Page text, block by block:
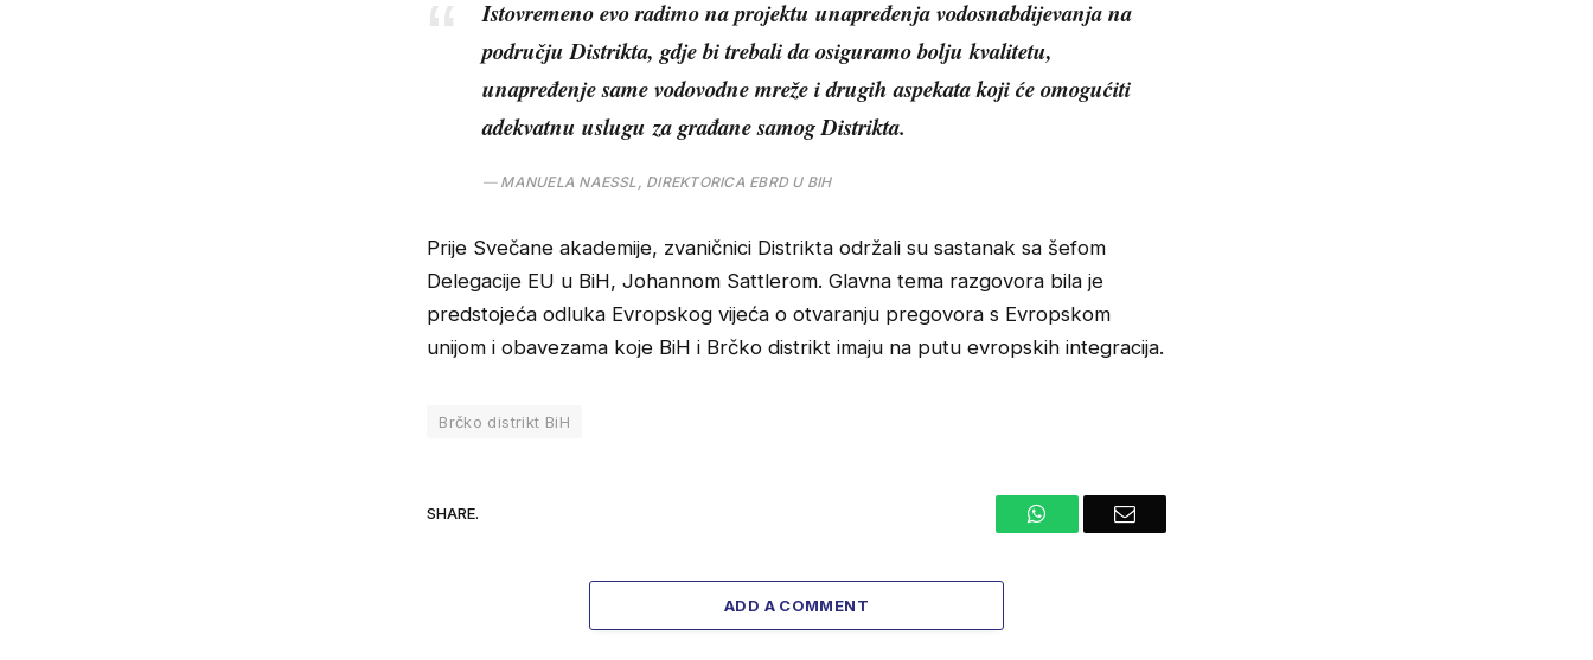
Istovremeno evo radimo na projektu unapređenja vodosnabdijevanja na
području Distrikta, gdje bi trebali da osiguramo bolju kvalitetu,
unapređenje same vodovodne mreže i drugih aspekata koji će omogućiti
adekvatnu uslugu za građane samog Distrikta.
MANUELA NAESSL, DIREKTORICA EBRD U BIH
Prije Svečane akademije, zvaničnici Distrikta održali su sastanak sa šefom
Delegacije EU u BiH, Johannom Sattlerom. Glavna tema razgovora bila je
predstojeća odluka Evropskog vijeća o otvaranju pregovora s Evropskom
unijom i obavezama koje BiH i Brčko distrikt imaju na putu evropskih integracija.
Brčko distrikt BiH
SHARE. WhatsAppEmail
ADD A COMMENT